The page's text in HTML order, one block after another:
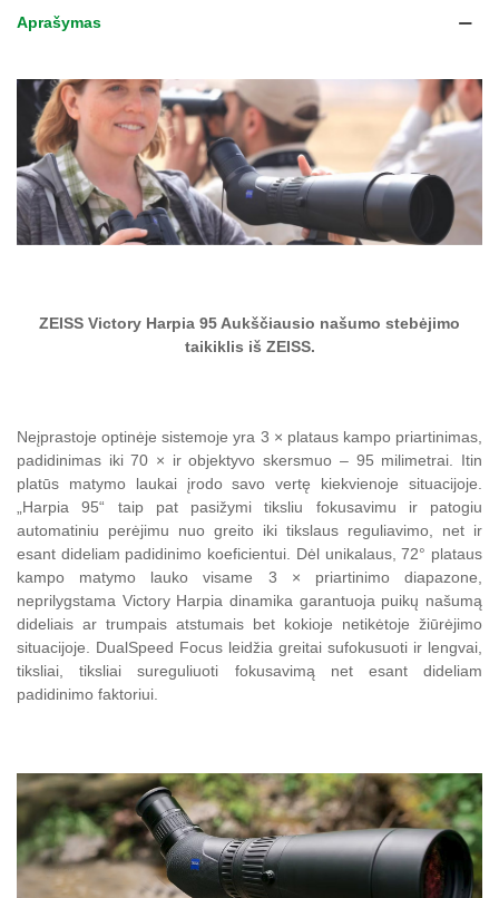
Aprašymas
ZEISS Victory Harpia 95 Aukščiausio našumo stebėjimo
taikiklis iš ZEISS.
Neįprastoje optinėje sistemoje yra 3 × plataus kampo priartinimas,
padidinimas iki 70 × ir objektyvo skersmuo – 95 milimetrai.
Itin
platūs matymo laukai įrodo savo vertę kiekvienoje situacijoje.
„Harpia 95“ taip pat pasižymi tiksliu fokusavimu ir patogiu
automatiniu perėjimu nuo greito iki tikslaus reguliavimo, net ir
esant dideliam padidinimo koeficientui. Dėl unikalaus, 72° plataus
kampo matymo lauko visame 3 × priartinimo diapazone,
neprilygstama Victory Harpia dinamika garantuoja puikų našumą
dideliais ar trumpais atstumais bet kokioje netikėtoje žiūrėjimo
situacijoje.
DualSpeed ​​Focus leidžia greitai sufokusuoti ir lengvai,
tiksliai, tiksliai sureguliuoti fokusavimą net esant dideliam
padidinimo faktoriui.